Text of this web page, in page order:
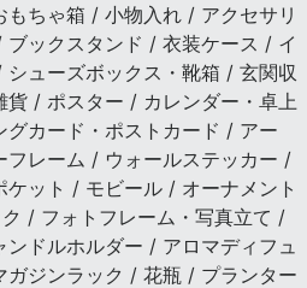
ちゃ箱 / 小物入れ / アクセサリ
ックスタンド / 衣装ケース / イ
ューズボックス・靴箱 / 玄関収
/ ポスター / カレンダー・卓上
カード・ポストカード / アー
フレーム / ウォールステッカー /
ケット / モビール / オーナメント
/ フォトフレーム・写真立て /
ドルホルダー / アロマディフュ
ガジンラック / 花瓶 / プランター